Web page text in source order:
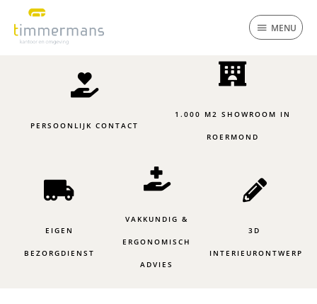
inhoud
MENU
PERSOONLIJK CONTACT
1.000 M2 SHOWROOM IN
ROERMOND
EIGEN
BEZORGDIENST
VAKKUNDIG &
ERGONOMISCH
ADVIES
3D
INTERIEURONTWERP